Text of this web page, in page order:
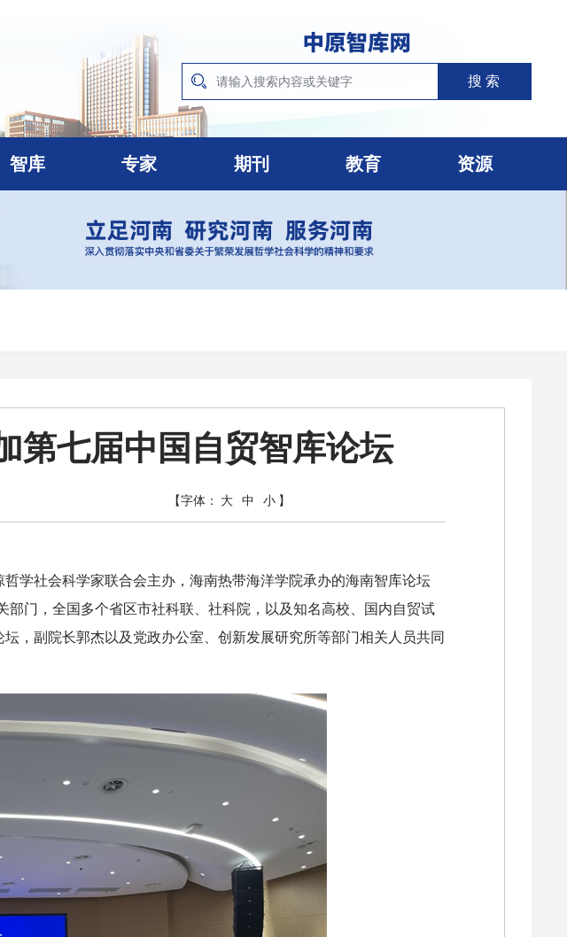
智库 专家 期刊 教育 资源
第七届中国自贸智库论坛
【字体： 大 中 小 】
学社会科学家联合会主办，海南热带海洋学院承办的海南智库论坛
门，全国多个省区市社科联、社科院，以及知名高校、国内自贸试
坛，副院长郭杰以及党政办公室、创新发展研究所等部门相关人员共同